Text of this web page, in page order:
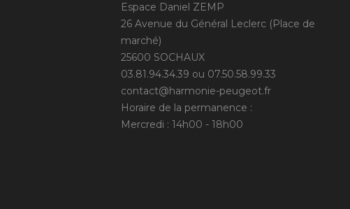
Espace Daniel ZEMP
26 Avenue du Général Leclerc (Place de
marché)
25600 SOCHAUX
03.81.94.34.39 ou 07.50.58.99.33
contact@harmonie-peugeot.fr
Horaire de la permanence :
Mercredi : 14h00 - 18h00